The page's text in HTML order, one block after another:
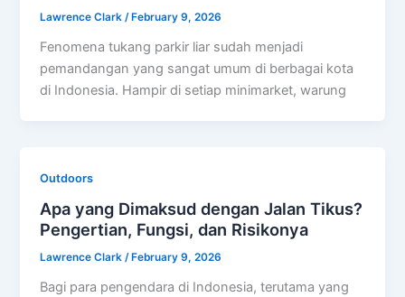
Lawrence Clark/February 9, 2026
Fenomena tukang parkir liar sudah menjadi
pemandangan yang sangat umum di berbagai kota
di Indonesia. Hampir di setiap minimarket, warung
Outdoors
Apa yang Dimaksud dengan Jalan Tikus?
Pengertian, Fungsi, dan Risikonya
Lawrence Clark/ February 9, 2026
Bagi para pengendara di Indonesia, terutama yang